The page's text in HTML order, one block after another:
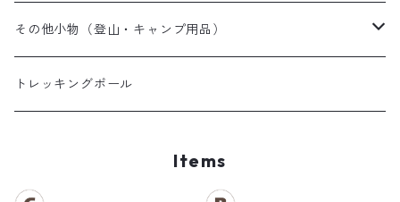
夏用シュラフ
マット・その他
レディーススノーウェア
キッズスノーウェア
スノーブーツ
スノーゴーグル
その他小物（登山・キャンプ用品）
帽子
トレッキングポール
Items